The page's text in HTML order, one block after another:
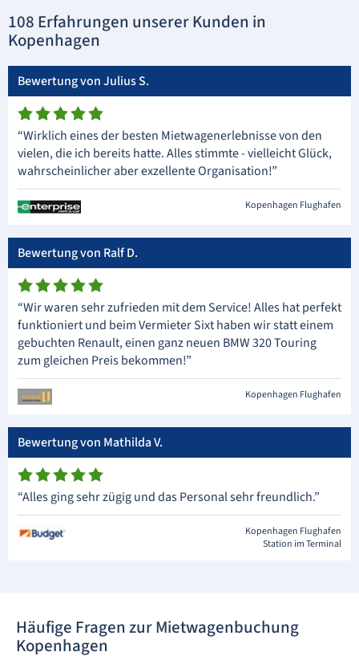
108 Erfahrungen unserer Kunden in
Kopenhagen
Bewertung von Julius S.
“Wirklich eines der besten Mietwagenerlebnisse von den
vielen, die ich bereits hatte. Alles stimmte - vielleicht Glück,
wahrscheinlicher aber exzellente Organisation!”
Kopenhagen Flughafen
Bewertung von Ralf D.
“Wir waren sehr zufrieden mit dem Service! Alles hat perfekt
funktioniert und beim Vermieter Sixt haben wir statt einem
gebuchten Renault, einen ganz neuen BMW 320 Touring
zum gleichen Preis bekommen!”
Kopenhagen Flughafen
Bewertung von Mathilda V.
“Alles ging sehr zügig und das Personal sehr freundlich.”
Kopenhagen Flughafen
Station im Terminal
Häufige Fragen zur Mietwagenbuchung
Kopenhagen